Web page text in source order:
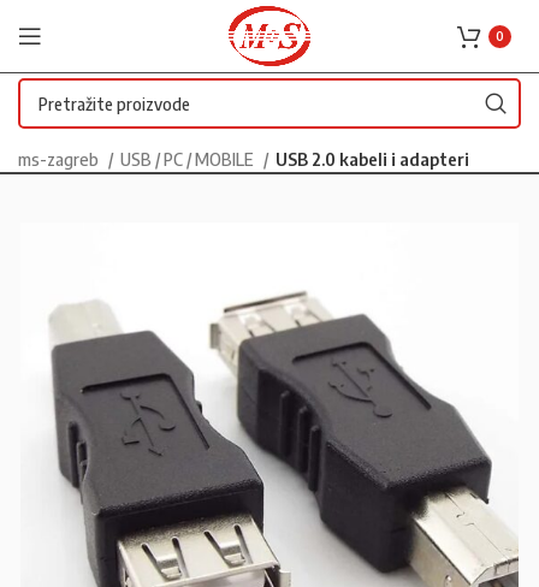
0
ms-zagreb USB / PC / MOBILE USB 2.0 kabeli i adapteri